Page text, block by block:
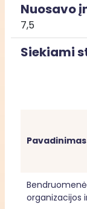
Nuosavo
7,5
Siekiami
Pavadinimas
organizacijos